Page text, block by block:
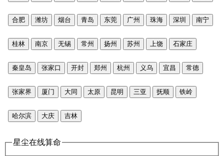
合肥 潍坊 烟台 青岛 东莞 广州 珠海 深圳 南宁
桂林 南京 无锡 常州 扬州 苏州 上饶 石家庄
秦皇岛 张家口 开封 郑州 杭州 义乌 宜昌 常德
张家界 厦门 大同 太原 昆明 三亚 抚顺 铁岭
哈尔滨 大庆 吉林
星尘在线算命